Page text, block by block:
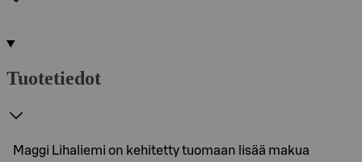
Tuotetiedot
Maggi Lihaliemi on kehitetty tuomaan lisää makua